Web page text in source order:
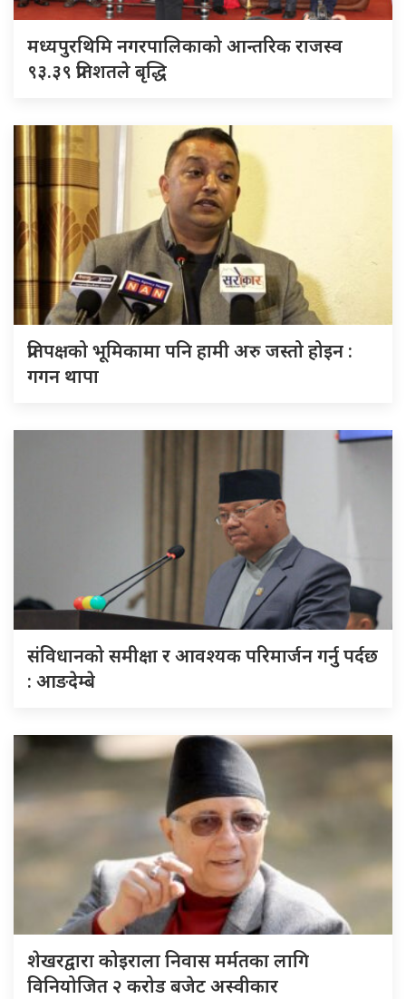
मध्यपुरथिमि नगरपालिकाको आन्तरिक राजस्व
९३.३९ प्रतिशतले बृद्धि
प्रतिपक्षको भूमिकामा पनि हामी अरु जस्तो होइन :
गगन थापा
संविधानको समीक्षा र आवश्यक परिमार्जन गर्नु पर्दछ
: आङदेम्बे
शेखरद्वारा कोइराला निवास मर्मतका लागि
विनियोजित २ करोड बजेट अस्वीकार